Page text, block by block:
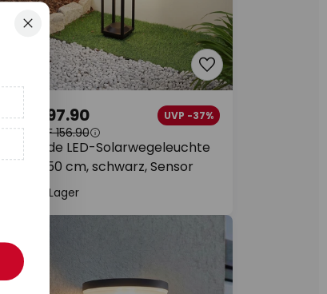
Lucande LED-Solarwegeleuchte
Nilea, 50 cm, schwarz, Sensor
CHF 97.90 UVP -37%
UVP CHF 156.90
Auf Lager
Schliessen